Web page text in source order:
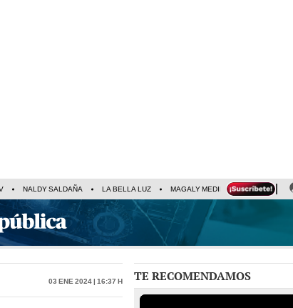
NALDY SALDAÑA LA BELLA LUZ MAGALY MEDINA PRECIO
03 Ene 2024 | 16:37 h TE RECOMENDAMOS